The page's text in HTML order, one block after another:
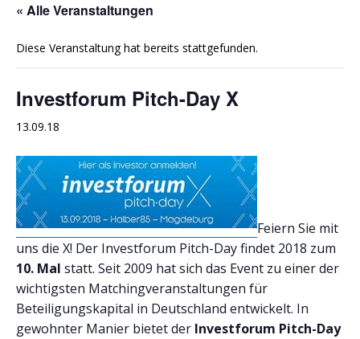
« Alle Veranstaltungen
Diese Veranstaltung hat bereits stattgefunden.
Investforum Pitch-Day X
13.09.18
Feiern Sie mit
uns die X! Der Investforum Pitch-Day findet 2018 zum
10. Mal statt. Seit 2009 hat sich das Event zu einer der
wichtigsten Matchingveranstaltungen für
Beteiligungskapital in Deutschland entwickelt. In
gewohnter Manier bietet der Investforum Pitch-Day